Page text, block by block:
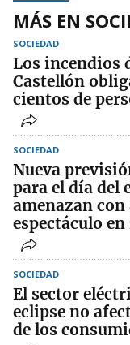
MÁS EN
SOCIEDAD
Los incendios
Castellón
cientos de
SOCIEDAD
Nueva
para el día del
amenazan con
espectáculo
SOCIEDAD
El sector
eclipse no
de los